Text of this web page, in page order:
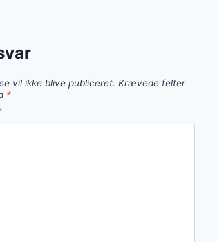
vil ikke blive publiceret. Krævede felter
*